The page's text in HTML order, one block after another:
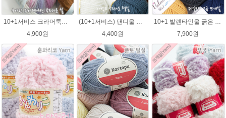
10+1서비스 크라머룩스 털실/부드러운 나염뜨개실 목도리뜨개질 수입 그라데이션털실
4,900원
(10+1서비스) 댄디울 뜨개실 프리미어울 뜨개질실 목도리뜨개질실
4,400원
10+1 발렌타인울 굵은 뜨개실/뜨개질실/손뜨개실/목도리털실/제일모직뜨개실
7,900원